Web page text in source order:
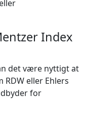
Index
det være nyttigt at
eller Ehlers
for